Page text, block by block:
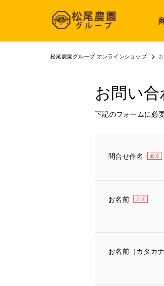
松尾農園グループ オンラインショップ
お問い合
下記のフォームに必
問合せ件名 必須
お名前 必須
お名前（カタカナ